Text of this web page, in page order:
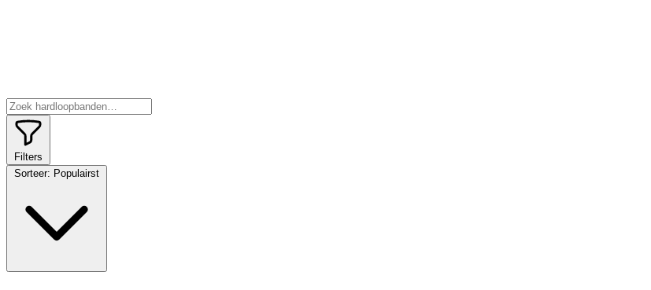
Filters
Sorteer: Populairst